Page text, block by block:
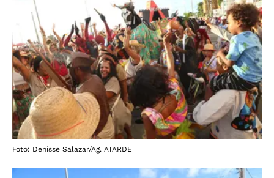
Foto: Denisse Salazar/Ag. ATARDE